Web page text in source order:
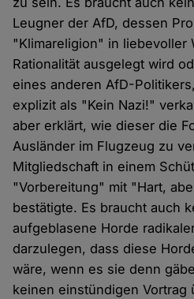
Leugner der AfD, dessen
"Klimareligion" in liebevoller
Rationalität ausgelegt wird
eines anderen AfD-
explizit als "Kein Nazi!"
aber erklärt, wie dieser die
Ausländer im Flugzeug zu
Mitgliedschaft in einem
"Vorbereitung" mit "Hart,
bestätigte. Es braucht auch
aufgeblasene Horde
darzulegen, dass diese
wäre, wenn es sie denn
keinen einstündigen Vortrag